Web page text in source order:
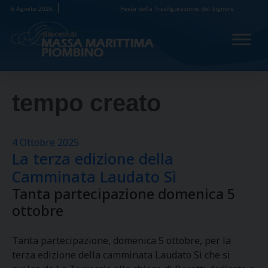
Skip
content
6 Agosto 2026 Festa della Trasfigurazione del Signore
tempo creato
4 Ottobre 2025
La terza edizione della
Camminata Laudato Sì
Tanta partecipazione domenica 5
ottobre
Tanta partecipazione, domenica 5 ottobre, per la
terza edizione della camminata Laudato Sì che si